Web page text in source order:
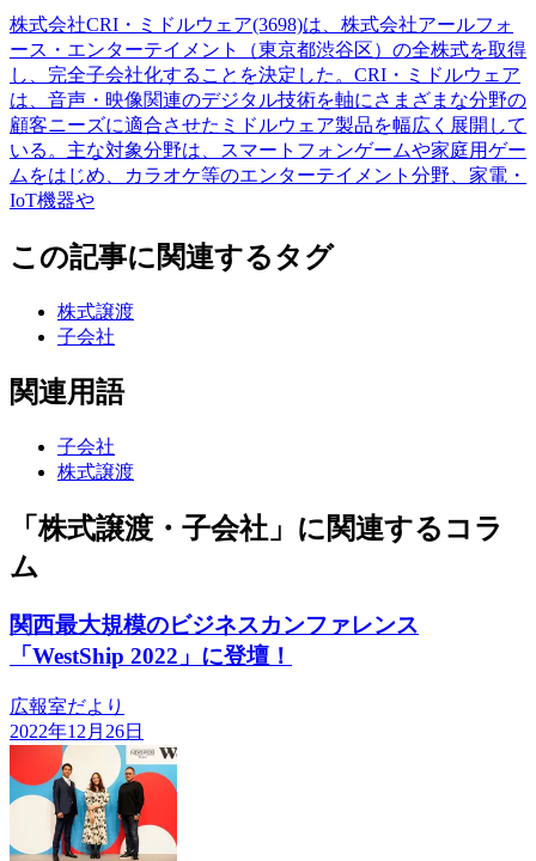
株式会社CRI・ミドルウェア(3698)は、株式会社アールフォ
ース・エンターテイメント（東京都渋谷区）の全株式を取得
し、完全子会社化することを決定した。CRI・ミドルウェア
は、音声・映像関連のデジタル技術を軸にさまざまな分野の
顧客ニーズに適合させたミドルウェア製品を幅広く展開して
いる。主な対象分野は、スマートフォンゲームや家庭用ゲー
ムをはじめ、カラオケ等のエンターテイメント分野、家電・
IoT機器や
この記事に関連するタグ
株式譲渡
子会社
関連用語
子会社
株式譲渡
「株式譲渡・子会社」に関連するコラ
ム
関西最大規模のビジネスカンファレンス
「WestShip 2022」に登壇！
広報室だより
2022年12月26日